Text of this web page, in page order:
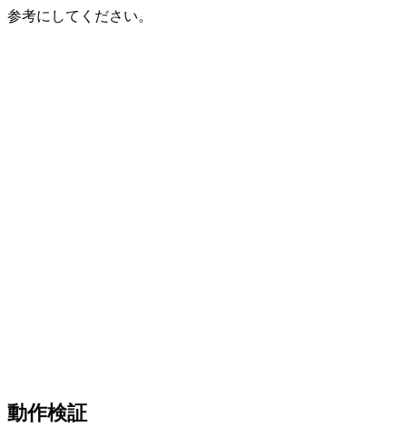
参考にしてください。
動作検証